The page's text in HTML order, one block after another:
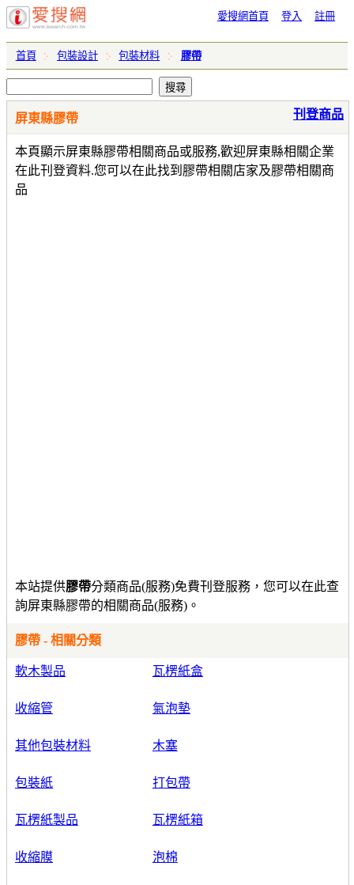
愛搜網首頁 登入 註冊
首頁 包裝設計 包裝材料 膠帶
屏東縣膠帶
本頁顯示屏東縣膠帶相關商品或服務,歡迎屏東縣相關企業
在此刊登資料.您可以在此找到膠帶相關店家及膠帶相關商
品
刊登商品
本站提供膠帶分類商品(服務)免費刊登服務，您可以在此查
詢屏東縣膠帶的相關商品(服務)。
膠帶 - 相關分類
軟木製品 瓦楞紙盒
收縮管 氣泡墊
其他包裝材料 木塞
包裝紙 打包帶
瓦楞紙製品 瓦楞紙箱
收縮膜 泡棉